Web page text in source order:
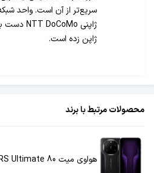
سریع‌تر از آن است. واحد
ژاپن زده است.
محصولات مرتبط با برند
هواوی میت 80 RS Ultimate ظرفیت 1TB رم 20GB